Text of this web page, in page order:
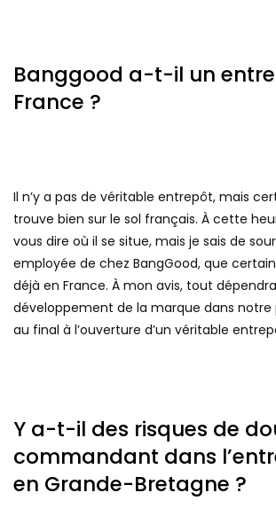
Banggood a-t-il un
France ?
Il n’y a pas de véritable entrepôt, mais
trouve bien sur le sol français. À cette
vous dire où il se situe, mais je sais de
employée de chez BangGood, que
déjà en France. À mon avis, tout
développement de la marque dans notre
au final à l’ouverture d’un véritable
Y a-t-il des risques de
commandant dans
en Grande-Bretagne ?